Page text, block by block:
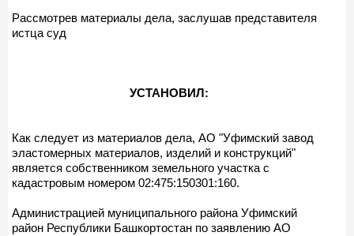
Рассмотрев материалы дела, заслушав представителя
истца суд
УСТАНОВИЛ:
Как следует из материалов дела, АО "Уфимский завод
эластомерных материалов, изделий и конструкций"
является собственником земельного участка с
кадастровым номером 02:475:150301:160.
Администрацией муниципального района Уфимский
район Республики Башкортостан по заявлению АО